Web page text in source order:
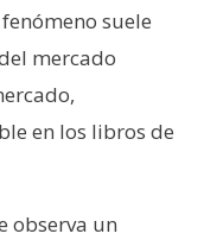
suele
mercado
en los libros de
observa un